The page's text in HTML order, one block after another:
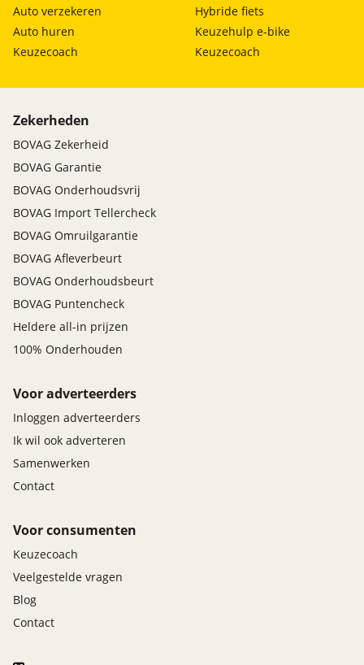
Auto verzekeren
Auto huren
Keuzecoach
Hybride fiets
Keuzehulp e-bike
Keuzecoach
Zekerheden
BOVAG Zekerheid
BOVAG Garantie
BOVAG Onderhoudsvrij
BOVAG Import Tellercheck
BOVAG Omruilgarantie
BOVAG Afleverbeurt
BOVAG Onderhoudsbeurt
BOVAG Puntencheck
Heldere all-in prijzen
100% Onderhouden
Voor adverteerders
Inloggen adverteerders
Ik wil ook adverteren
Samenwerken
Contact
Voor consumenten
Keuzecoach
Veelgestelde vragen
Blog
Contact